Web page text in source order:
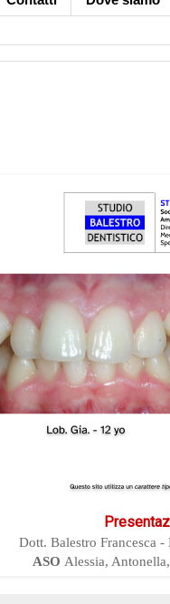
Dott. Balestro Francesca
ASO Alessia,